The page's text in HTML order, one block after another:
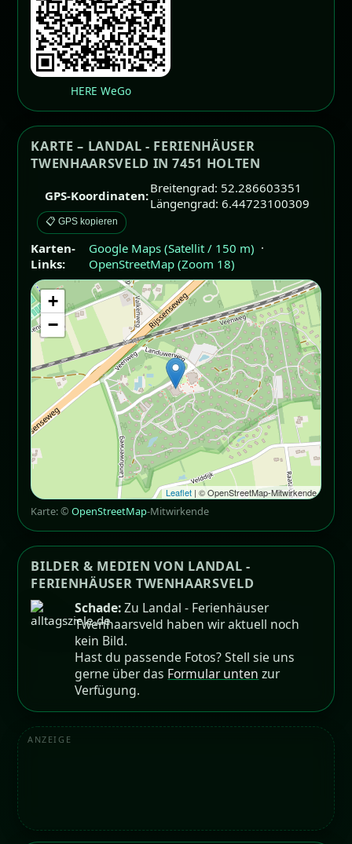
HERE WeGo
KARTE – LANDAL - FERIENHÄUSER
TWENHAARSVELD IN 7451 HOLTEN
GPS-Koordinaten:Breitengrad: 52.286603351
Längengrad: 6.44723100309
📋 GPS kopieren
Karten-
Links:
Google Maps (Satellit / 150 m) ·
OpenStreetMap (Zoom 18)
+
−
Leaflet| © OpenStreetMap-Mitwirkende
Karte: ©OpenStreetMap-Mitwirkende
BILDER & MEDIEN VON LANDAL -
FERIENHÄUSER TWENHAARSVELD
Schade:Zu Landal - Ferienhäuser
Twenhaarsveld haben wir aktuell noch
kein Bild.
Hast du passende Fotos? Stell sie uns
gerne über das Formular unten zur
Verfügung.
ANZEIGE